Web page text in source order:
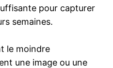
pour capturer
semaines.
le moindre
une image ou une